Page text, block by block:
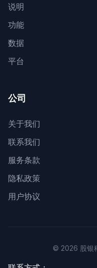
说明
功能
数据
平台
公司
关于我们
联系我们
服务条款
隐私政策
用户协议
© 2026 股银